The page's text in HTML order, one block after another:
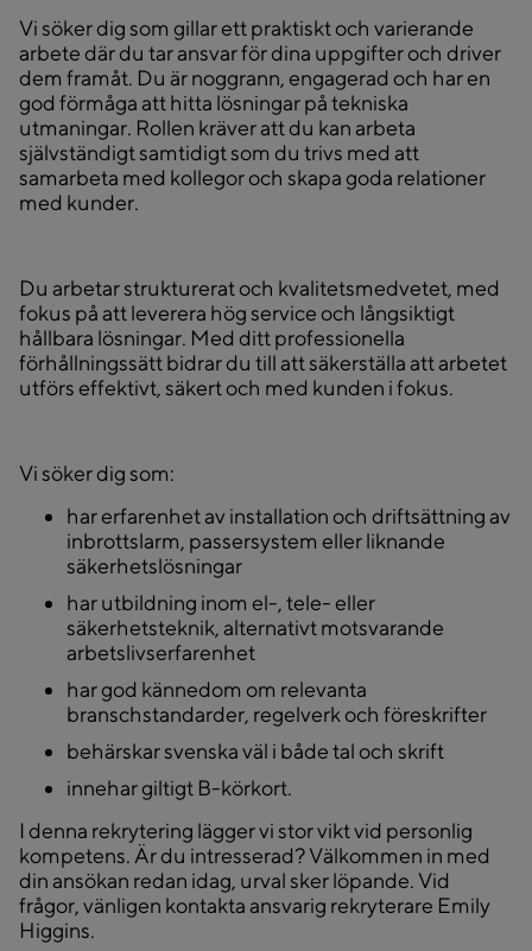
Vi söker dig som gillar ett praktiskt och varierande
arbete där du tar ansvar för dina uppgifter och driver
dem framåt. Du är noggrann, engagerad och har en
god förmåga att hitta lösningar på tekniska
utmaningar. Rollen kräver att du kan arbeta
självständigt samtidigt som du trivs med att
samarbeta med kollegor och skapa goda relationer
med kunder.
Du arbetar strukturerat och kvalitetsmedvetet, med
fokus på att leverera hög service och långsiktigt
hållbara lösningar. Med ditt professionella
förhållningssätt bidrar du till att säkerställa att arbetet
utförs effektivt, säkert och med kunden i fokus.
Vi söker dig som:
har erfarenhet av installation och driftsättning av
inbrottslarm, passersystem eller liknande
säkerhetslösningar
har utbildning inom el-, tele- eller
säkerhetsteknik, alternativt motsvarande
arbetslivserfarenhet
har god kännedom om relevanta
branschstandarder, regelverk och föreskrifter
behärskar svenska väl i både tal och skrift
innehar giltigt B-körkort.
I denna rekrytering lägger vi stor vikt vid personlig
kompetens. Är du intresserad? Välkommen in med
din ansökan redan idag, urval sker löpande. Vid
frågor, vänligen kontakta ansvarig rekryterare Emily
Higgins.